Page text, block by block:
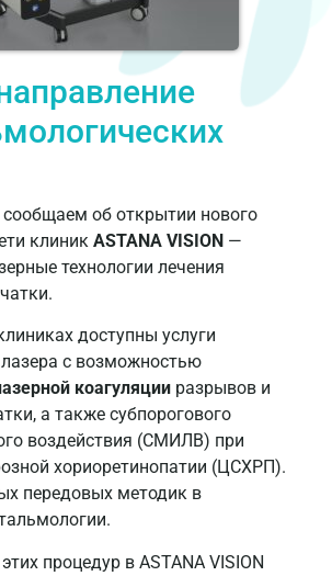
об открытии нового
клиник ASTANA VISION —
технологии лечения
доступны услуги
с возможностью
коагуляции разрывов и
а также субпорогового
воздействия (СМИЛВ) при
хориоретинопатии (ЦСХРП).
передовых методик в
процедур в ASTANA VISION